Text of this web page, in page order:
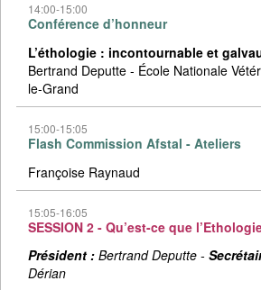
14:00-15:00
Conférence d’honneur
L’éthologie : incontournable et
Bertrand Deputte - École Nationale
le-Grand
15:00-15:05
Flash Commission Afstal - Ateliers
Françoise Raynaud
15:05-16:05
SESSION 2 - Qu’est-ce que
Président : Bertrand Deputte -
Dérian